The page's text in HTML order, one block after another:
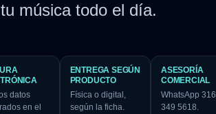
música todo el día.
datos
en el
ENTREGA SEGÚN
PRODUCTO
Física o digital,
según la ficha.
ASESORÍA
COMERCIAL
WhatsApp 316
349 5618.